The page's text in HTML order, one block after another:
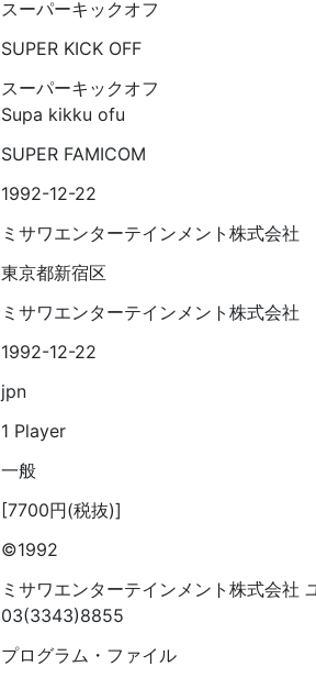
スーパーキックオフ
SUPER KICK OFF
スーパーキックオフ
Supa kikku ofu
SUPER FAMICOM
1992-12-22
ミサワエンターテインメント株式会社
東京都新宿区
ミサワエンターテインメント株式会社
1992-12-22
jpn
1 Player
一般
[7700円(税抜)]
©1992
ミサワエンターテインメント株式会社
03(3343)8855
プログラム・ファイル